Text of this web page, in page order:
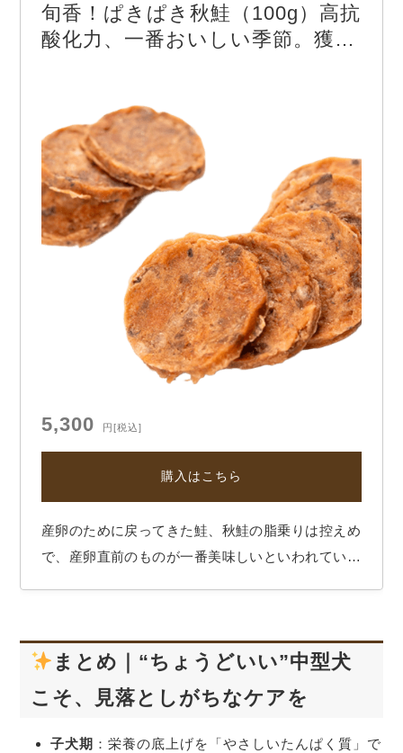
鹿児島県産の豚耳 ●商品： 厚さ2mm程度のステ
ィ…
旬香！ぱきぱき秋鮭（100g）高抗
酸化力、一番おいしい季節。獲れ
5,300 円[税込]
購入はこちら
産卵のために戻ってきた鮭、秋鮭の脂乗りは控えめ
で、産卵直前のものが一番美味しいといわれていま
せたサクサク秋鮭を。抗酸化作用、脳の活性化な
ど…
まとめ｜“ちょうどいい”中型犬
こそ、見落としがちなケアを
子犬期 ：栄養の底上げを「やさしいたんぱく質」で